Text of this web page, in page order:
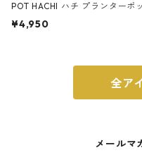
POT HACHI ハチ プランターポッ
ト 3号 ブラック
¥4,950
全ア
メールマ